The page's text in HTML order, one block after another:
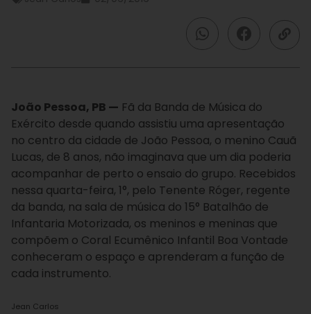
João Pessoa, PB — Fã da Banda de Música do
Exército desde quando assistiu uma apresentação
no centro da cidade de João Pessoa, o menino Cauã
Lucas, de 8 anos, não imaginava que um dia poderia
acompanhar de perto o ensaio do grupo. Recebidos
nessa quarta-feira, 1°, pelo Tenente Róger, regente
da banda, na sala de música do 15° Batalhão de
Infantaria Motorizada, os meninos e meninas que
compõem o Coral Ecumênico Infantil Boa Vontade
conheceram o espaço e aprenderam a função de
cada instrumento.
Jean Carlos